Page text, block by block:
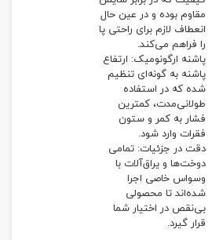
مقاوم بوده و در عین حال
انعطاف لازم برای راحتی پا
را فراهم می‌کند.
پاشنه ارگونومیک: ارتفاع
پاشنه به گونه‌ای تنظیم
شده که در استفاده
طولانی‌مدت، کمترین
فشار به کمر و ستون
فقرات وارد شود.
دقت در جزئیات: تمامی
دوخت‌ها و یراق‌آلات با
وسواس خاصی اجرا
شده‌اند تا محصولی
بی‌نقص در اختیار شما
قرار گیرد.